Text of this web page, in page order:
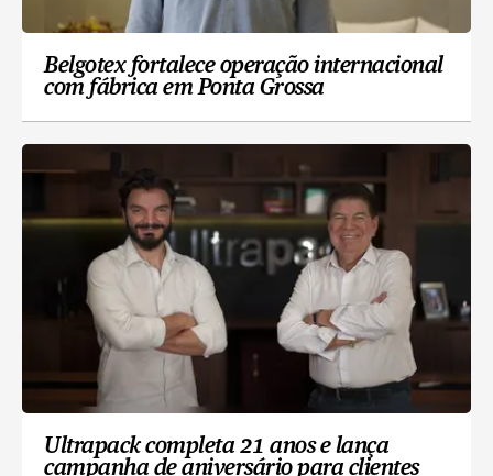
Belgotex fortalece operação internacional
com fábrica em Ponta Grossa
Ultrapack completa 21 anos e lança
campanha de aniversário para clientes